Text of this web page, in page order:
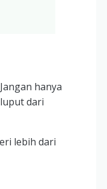
hanya
dari
lebih dari